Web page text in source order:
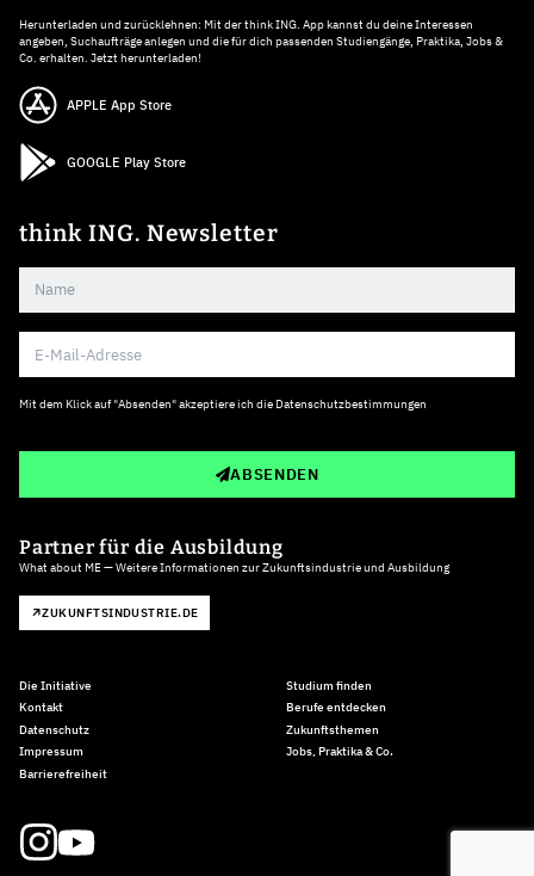
Herunterladen und zurücklehnen: Mit der think ING. App kannst du deine Interessen
angeben, Suchaufträge anlegen und die für dich passenden Studiengänge, Praktika, Jobs &
Co. erhalten. Jetzt herunterladen!
APPLE App Store
GOOGLE Play Store
think ING. Newsletter
Mit dem Klick auf "Absenden" akzeptiere ich die Datenschutzbestimmungen
ABSENDEN
Partner für die Ausbildung
What about ME — Weitere Informationen zur Zukunftsindustrie und Ausbildung
ZUKUNFTSINDUSTRIE.DE
Die Initiative
Kontakt
Datenschutz
Impressum
Barrierefreiheit
Studium finden
Berufe entdecken
Zukunftsthemen
Jobs, Praktika & Co.